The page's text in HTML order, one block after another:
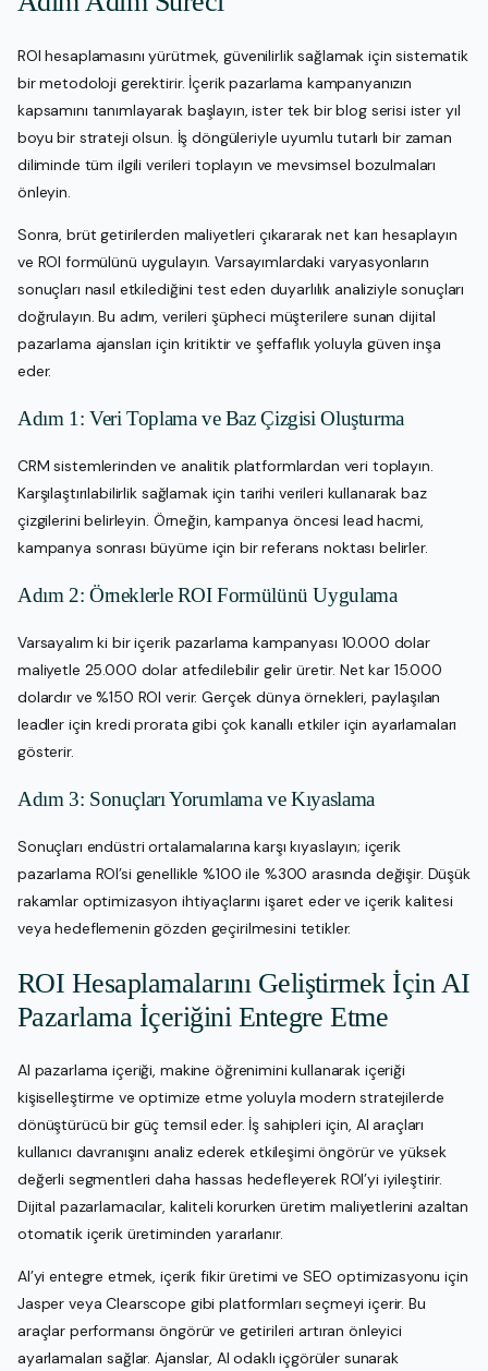
ROI hesaplamasını yürütmek, güvenilirlik sağlamak için sistematik
bir metodoloji gerektirir. İçerik pazarlama kampanyanızın
kapsamını tanımlayarak başlayın, ister tek bir blog serisi ister yıl
boyu bir strateji olsun. İş döngüleriyle uyumlu tutarlı bir zaman
diliminde tüm ilgili verileri toplayın ve mevsimsel bozulmaları
önleyin.
Sonra, brüt getirilerden maliyetleri çıkararak net karı hesaplayın
ve ROI formülünü uygulayın. Varsayımlardaki varyasyonların
sonuçları nasıl etkilediğini test eden duyarlılık analiziyle sonuçları
doğrulayın. Bu adım, verileri şüpheci müşterilere sunan dijital
pazarlama ajansları için kritiktir ve şeffaflık yoluyla güven inşa
eder.
Adım 1: Veri Toplama ve Baz Çizgisi Oluşturma
CRM sistemlerinden ve analitik platformlardan veri toplayın.
Karşılaştırılabilirlik sağlamak için tarihi verileri kullanarak baz
çizgilerini belirleyin. Örneğin, kampanya öncesi lead hacmi,
kampanya sonrası büyüme için bir referans noktası belirler.
Adım 2: Örneklerle ROI Formülünü Uygulama
Varsayalım ki bir içerik pazarlama kampanyası 10.000 dolar
maliyetle 25.000 dolar atfedilebilir gelir üretir. Net kar 15.000
dolardır ve %150 ROI verir. Gerçek dünya örnekleri, paylaşılan
leadler için kredi prorata gibi çok kanallı etkiler için ayarlamaları
gösterir.
Adım 3: Sonuçları Yorumlama ve Kıyaslama
Sonuçları endüstri ortalamalarına karşı kıyaslayın; içerik
pazarlama ROI’si genellikle %100 ile %300 arasında değişir. Düşük
rakamlar optimizasyon ihtiyaçlarını işaret eder ve içerik kalitesi
veya hedeflemenin gözden geçirilmesini tetikler.
ROI Hesaplamalarını Geliştirmek İçin AI
Pazarlama İçeriğini Entegre Etme
AI pazarlama içeriği, makine öğrenimini kullanarak içeriği
kişiselleştirme ve optimize etme yoluyla modern stratejilerde
dönüştürücü bir güç temsil eder. İş sahipleri için, AI araçları
kullanıcı davranışını analiz ederek etkileşimi öngörür ve yüksek
değerli segmentleri daha hassas hedefleyerek ROI’yi iyileştirir.
Dijital pazarlamacılar, kaliteli korurken üretim maliyetlerini azaltan
otomatik içerik üretiminden yararlanır.
AI’yi entegre etmek, içerik fikir üretimi ve SEO optimizasyonu için
Jasper veya Clearscope gibi platformları seçmeyi içerir. Bu
araçlar performansı öngörür ve getirileri artıran önleyici
ayarlamaları sağlar. Ajanslar, AI odaklı içgörüler sunarak